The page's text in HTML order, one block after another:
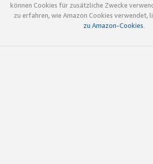
können Cookies für zusätzliche Zwecke
zu erfahren, wie Amazon Cookies verwendet,
zu Amazon-Cookies.